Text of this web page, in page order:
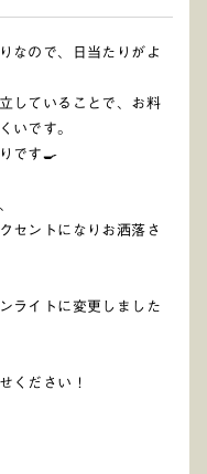
なので、日当たりがよ
していることで、お料
いです。
です🍳
セントになりお洒落さ
ライトに変更しました
ください！